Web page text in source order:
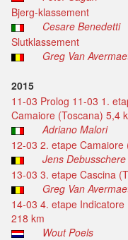
Bjerg-klassement
Cesare Benedetti
Slutklassement
Greg Van
2015
11-03 Prolog 11-03 1.
Camaiore (Toscana) 5,4
Adriano Malori
12-03 2. etape
Jens Debusschere
13-03 3. etape Cascina
Greg Van
14-03 4. etape
218 km
Wout Poels